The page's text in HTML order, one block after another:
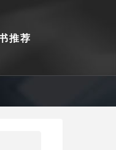
推荐